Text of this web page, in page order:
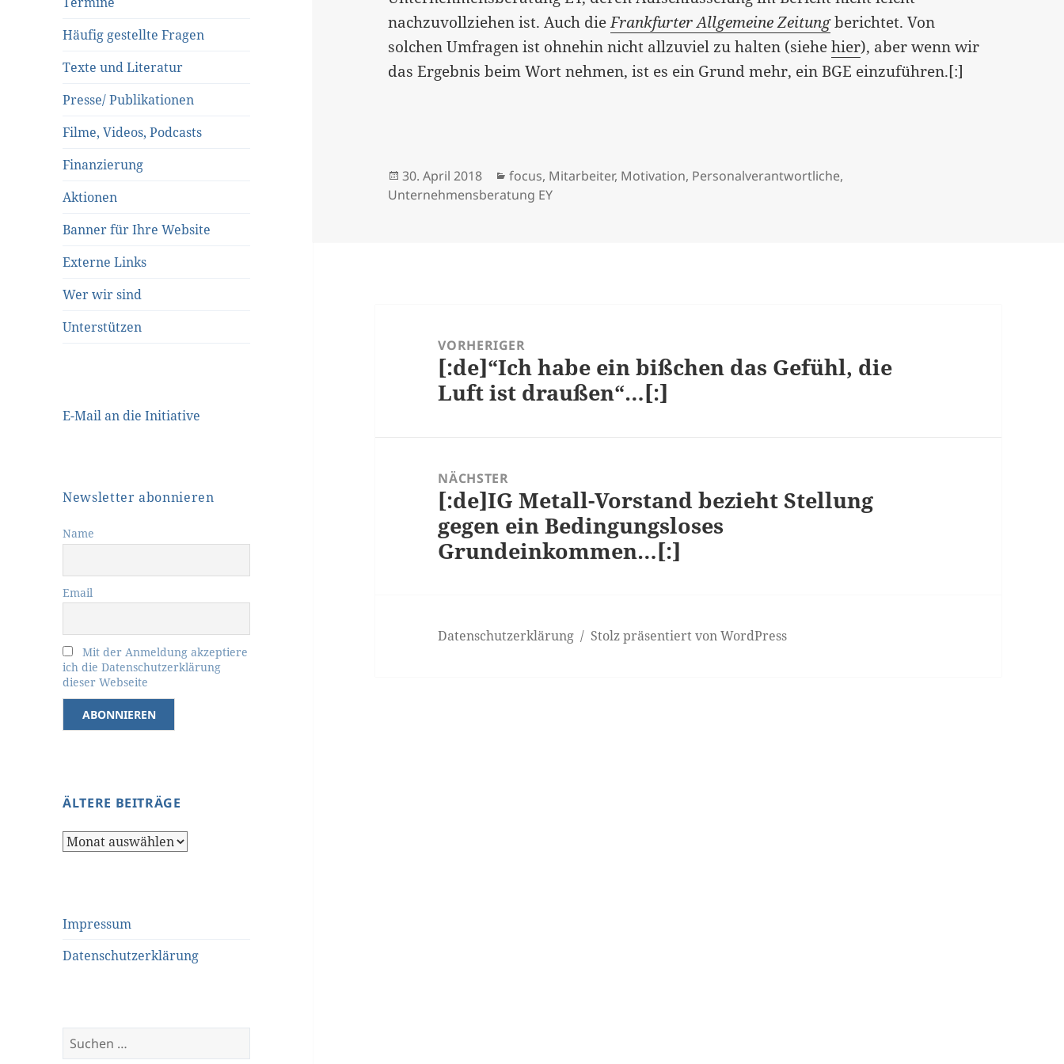
Häufig gestellte Fragen
Texte und Literatur
Presse/ Publikationen
Filme, Videos, Podcasts
Finanzierung
Aktionen
Banner für Ihre Website
Externe Links
Wer wir sind
Unterstützen
E-Mail an die Initiative
Newsletter abonnieren
Name
Email
Mit der Anmeldung akzeptiere
ich die Datenschutzerklärung
dieser Webseite
ÄLTERE BEITRÄGE
Ältere
Impressum
Datenschutzerklärung
Suchen
nach:
nachzuvollziehen ist. Auch dieFrankfurter Allgemeine Zeitungberichtet. Von
solchen Umfragen ist ohnehin nicht allzuviel zu halten (siehehier), aber wenn wir
das Ergebnis beim Wort nehmen, ist es ein Grund mehr, ein BGE einzuführen.[:]
Veröffentlicht
am
30. April 2018 Kategorien
focus, Mitarbeiter, Motivation, Personalverantwortliche,
Unternehmensberatung EY
VORHERIGER
Vorheriger
Beitrag:
[:de]“Ich habe ein bißchen das Gefühl, die
Luft ist draußen“…[:]
NÄCHSTER
Nächster
Beitrag:
[:de]IG Metall-Vorstand bezieht Stellung
gegen ein Bedingungsloses
Grundeinkommen…[:]
Datenschutzerklärung Stolz präsentiert von WordPress